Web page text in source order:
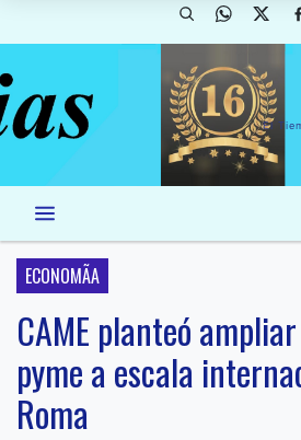
El
ECONOMÃA
CAME planteó
pyme a escala
Roma